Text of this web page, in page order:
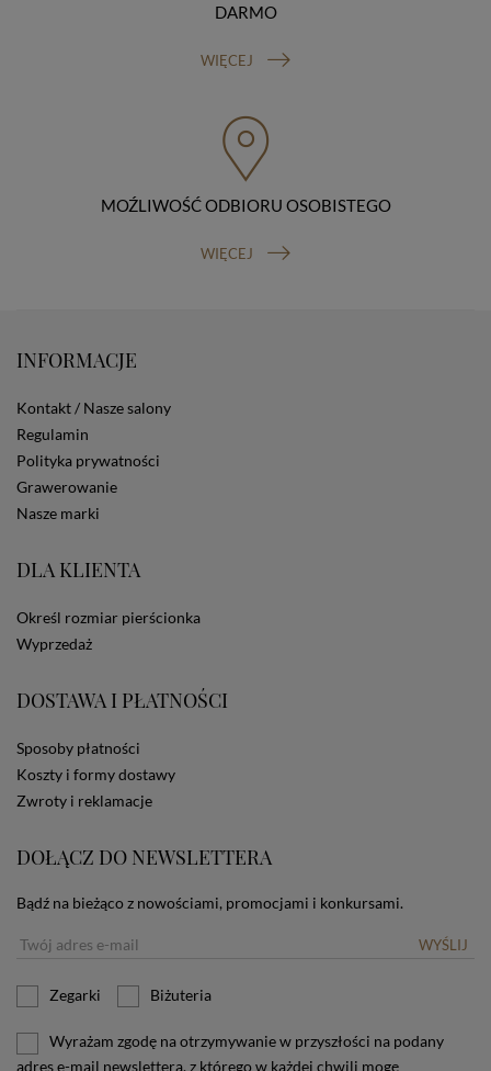
uzgodnionych z Tobą działań, jeżeli Twoim zdaniem
przetwarzamy je bezpodstawnie), prawo do wniesienia
sprzeciwu wobec przetwarzania danych, prawo do
organu nadzorczego (Prezesa Urzędu Ochrony Danych
Osobowych, ul. Stawki 2, 00-193 Warszawa) oraz
prawo do cofnięcia zgody na przetwarzanie danych
osobowych (masz prawo cofnięcia zgody na
przetwarzanie danych w dowolnym momencie;
zgody przed jej cofnięciem). W celu wykonania swoich
zawartości naszej strony
Na stronie Sklepu są wykorzystywane pliki cookies.
Stosowane są one w celach zapewnienia maksymalnej
wygody wszystkich użytkowników (w tym Kupujących)
przy korzystaniu ze Sklepu (zapamiętywanie
preferencji i ustawień na stronie, zbieranie
anonimowych danych dla celów reklamowych i
portale społecznościowe, np. Facebook). Korzystanie
ze Sklepu bez zmiany ustawień w przeglądarce
zamieszczane w urządzeniu końcowym każdego
użytkownika. Jeżeli użytkownik nie wyraża zgody na
ustawienia swojej przeglądarki.
informacji o plikach cookies.
DARMO
WIĘCEJ
MOŹLIWOŚĆ ODBIORU OSOBISTEGO
WIĘCEJ
INFORMACJE
Kontakt / Nasze salony
Regulamin
Polityka prywatności
Grawerowanie
Nasze marki
DLA KLIENTA
Określ rozmiar pierścionka
Wyprzedaż
DOSTAWA I PŁATNOŚCI
Sposoby płatności
Koszty i formy dostawy
Zwroty i reklamacje
DOŁĄCZ DO NEWSLETTERA
Bądź na bieżąco z nowościami, promocjami i konkursami.
WYŚLIJ
Zegarki Biżuteria
Wyrażam zgodę na otrzymywanie w przyszłości na podany
adres e-mail newslettera, z którego w każdej chwili mogę